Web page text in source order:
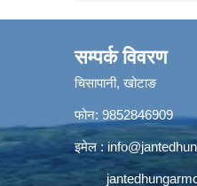
सम्पर्क विवरण
चिसापानी, खोटाङ
फोन: 9852846909
इमेल :